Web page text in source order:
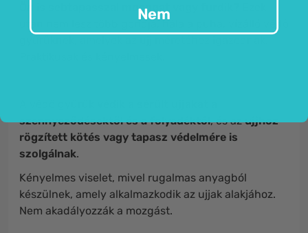
Ön is sebtapasszal mosogat vagy fürdik?
után nem lesz több gondja, hála a puha, vízálló védő
szennyeződésektől és a folyadéktól, és azujjhoz
rögzített kötés vagy tapasz védelmére is
szolgálnak.
Kényelmes viselet, mivel rugalmas anyagból
készülnek, amely alkalmazkodik az ujjak alakjához.
Nem akadályozzák a mozgást.
Nem